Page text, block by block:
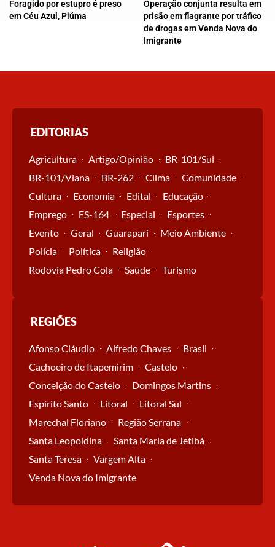
Foragido por estupro é preso
em Céu Azul, Piúma
Operação conjunta resulta em
prisão em flagrante por tráfico
de drogas em Venda Nova do
Imigrante
EDITORIAS
Agricultura Artigo/Opinião
BR-101/Sul
BR-101/Viana
BR-262 Clima
Comunidade
Cultura
Economia Edital
Educação
Emprego
ES-164 Especial
Esportes
Evento
Geral Guarapari
Meio Ambiente
Polícia
Política
Religião
Rodovia Pedro Cola
Saúde Turismo
REGIÕES
Afonso Cláudio Alfredo Chaves
Brasil
Cachoeiro de Itapemirim
Castelo
Conceição do Castelo
Domingos Martins
Espírito Santo
Litoral
Litoral Sul
Marechal Floriano
Região Serrana
Santa Leopoldina
Santa Maria de Jetibá
Santa Teresa
Vargem Alta
Venda Nova do Imigrante